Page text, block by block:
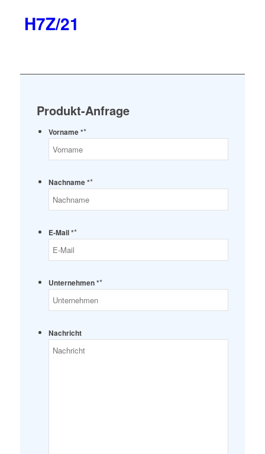
H7Z/21
Produkt-Anfrage
Vorname **
Nachname **
E-Mail **
Unternehmen **
Nachricht